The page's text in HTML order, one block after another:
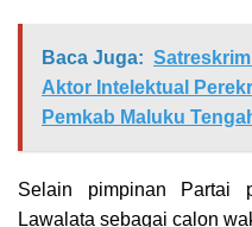
Baca Juga:
Aktor Intelektual
Pemkab Maluku
Selain pimpinan Partai
Lawalata sebagai calon